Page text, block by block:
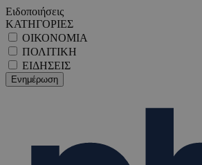
Ειδοποιήσεις
ΚΑΤΗΓΟΡΙΕΣ
ΟΙΚΟΝΟΜΙΑ
ΠΟΛΙΤΙΚΗ
ΕΙΔΗΣΕΙΣ